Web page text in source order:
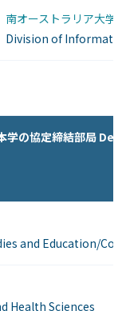
南オーストラリア大学
Division of
学の協定締結部局
and Education/
Health Sciences